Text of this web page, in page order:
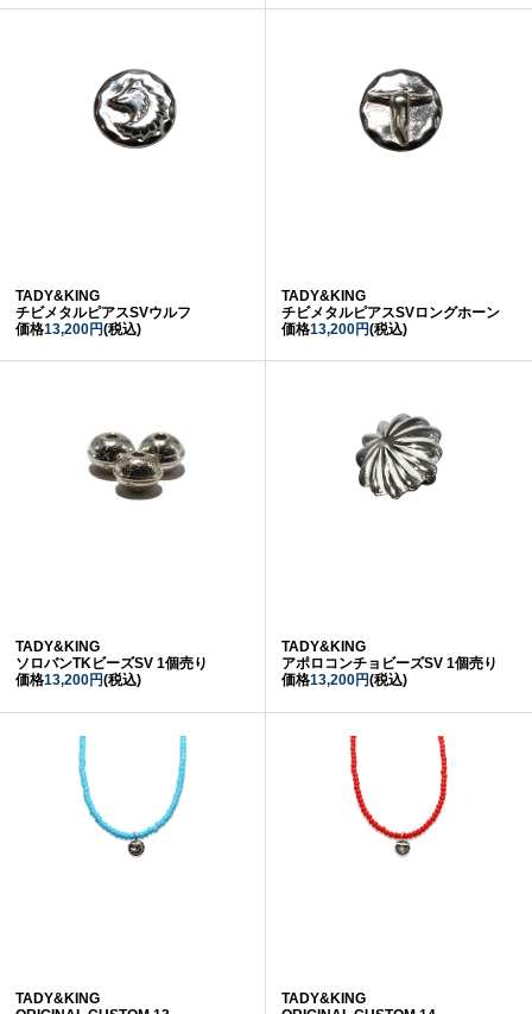
TADY&KING
チビメタルピアスSVウルフ
価格13,200円(税込)
TADY&KING
チビメタルピアスSVロングホーン
価格13,200円(税込)
TADY&KING
ソロバンTKビーズSV 1個売り
価格13,200円(税込)
TADY&KING
アポロコンチョビーズSV 1個売り
価格13,200円(税込)
TADY&KING
TADY&KING